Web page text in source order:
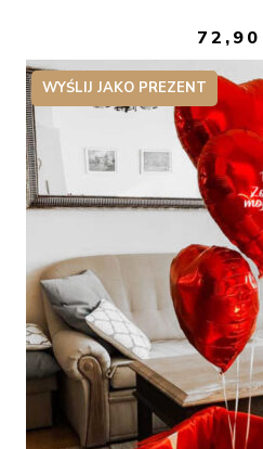
72,90
WYŚLIJ JAKO PREZENT